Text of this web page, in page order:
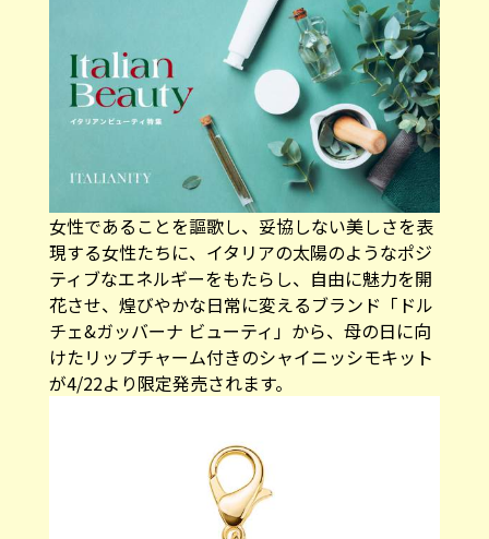
女性であることを謳歌し、妥協しない美しさを表
現する女性たちに、イタリアの太陽のようなポジ
ティブなエネルギーをもたらし、自由に魅力を開
花させ、煌びやかな日常に変えるブランド「ドル
チェ&ガッバーナ ビューティ」から、母の日に向
けたリップチャーム付きのシャイニッシモキット
が4/22より限定発売されます。